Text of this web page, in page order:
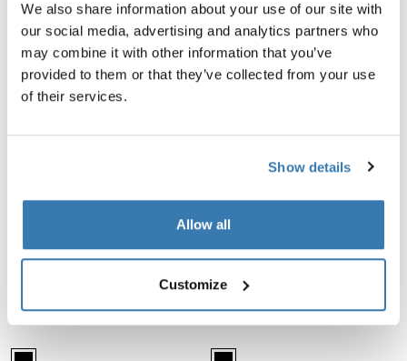
We also share information about your use of our site with
our social media, advertising and analytics partners who
may combine it with other information that you’ve
provided to them or that they’ve collected from your use
of their services.
Show details
Allow all
Customize
Thule SlideBar barres de toit 127 cm lot de 2 noires Aluminum/black
Alu-Black (selected)
Thule SlideBar
barres de toit 127 cm lot de 2 noires
Thule Edge Flush Rail pieds pour
Thule Edge Flush Rail Noir
Thule Edge Flush Rail
pieds pour véhicules lot de 4 noir
Thule Edge Raised Rail
pieds pour véhicules lot de 4 noir
284,95 €
Thule Edge Clamp Noir (selected) Thule Evo Flush Rail Noir